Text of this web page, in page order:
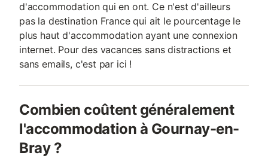
d'accommodation qui en ont. Ce n'est d'ailleurs
pas la destination France qui ait le pourcentage le
plus haut d'accommodation ayant une connexion
internet. Pour des vacances sans distractions et
sans emails, c'est par ici !
Combien coûtent généralement
l'accommodation à Gournay-en-
Bray ?